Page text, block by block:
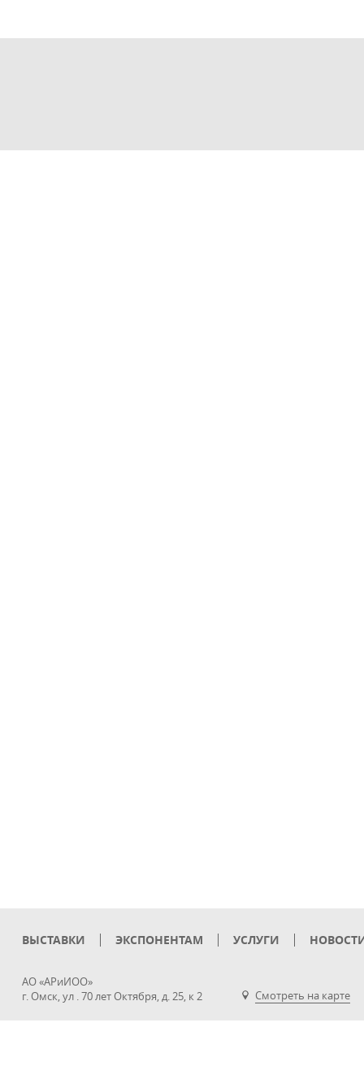
ВЫСТАВКИ ЭКСПОНЕНТАМ УСЛУГИ
АО «АРиИОО»
г. Омск, ул . 70 лет Октября, д. 25, к 2
Смотреть на карте